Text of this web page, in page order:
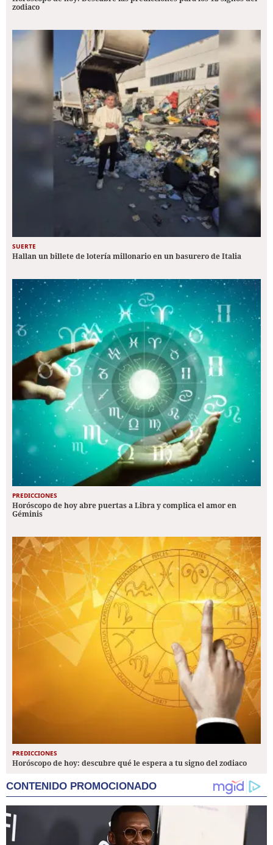
zodiaco
SUERTE
Hallan un billete de lotería millonario en un basurero de Italia
PREDICCIONES
Horóscopo de hoy abre puertas a Libra y complica el amor en
Géminis
PREDICCIONES
Horóscopo de hoy: descubre qué le espera a tu signo del zodiaco
CONTENIDO PROMOCIONADO